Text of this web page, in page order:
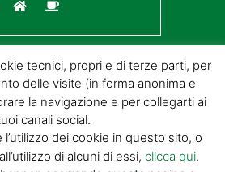
tecnici, propri e di terze parti, per
delle visite (in forma anonima e
la navigazione e per collegarti ai
canali social.
dei cookie in questo sito, o
di alcuni di essi, clicca qui.